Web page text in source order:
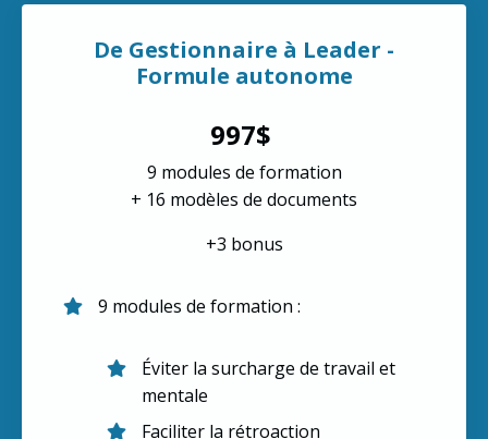
De Gestionnaire à Leader -
Formule autonome
997$
9 modules de formation
+ 16 modèles de documents
+3 bonus
9 modules de formation :
Éviter la surcharge de travail et
mentale
Faciliter la rétroaction